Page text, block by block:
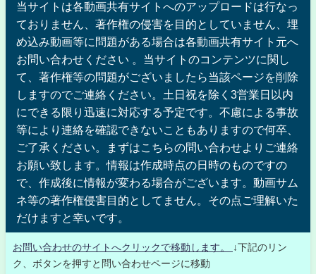
当サイトは各動画共有サイトへのアップロードは行なっ
ておりません、著作権の侵害を目的としていません、埋
め込み動画等に問題がある場合は各動画共有サイト元へ
お問い合わせください 。当サイトのコンテンツに関し
て、著作権等の問題がございましたら当該ページを削除
しますのでご連絡ください。土日祝を除く3営業日以内
にできる限り迅速に対応する予定です。不慮による事故
等により連絡を確認できないこともありますので何卒、
ご了承ください。まずはこちらの問い合わせよりご連絡
お願い致します。情報は作成時点の日時のものですの
で、作成後に情報が変わる場合がございます。動画サム
ネ等の著作権侵害目的としてません。その点ご理解いた
だけますと幸いです。
お問い合わせのサイトへクリックで移動します。
↓下記のリン
ク、ボタンを押すと問い合わせページに移動